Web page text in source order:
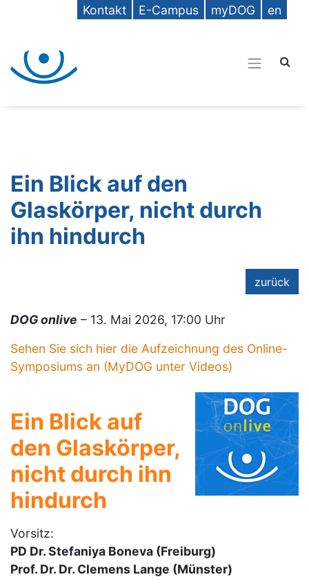
Kontakt E-Campus myDOG en
Ein Blick auf den
Glaskörper, nicht durch
ihn hindurch
zurück
DOG onlive – 13. Mai 2026, 17:00 Uhr
Sehen Sie sich hier die Aufzeichnung des Online-
Symposiums an (MyDOG unter Videos)
Ein Blick auf
den Glaskörper,
nicht durch ihn
hindurch
Vorsitz:
PD Dr. Stefaniya Boneva (Freiburg)
Prof. Dr. Dr. Clemens Lange (Münster)